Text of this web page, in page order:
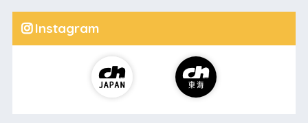
Instagram